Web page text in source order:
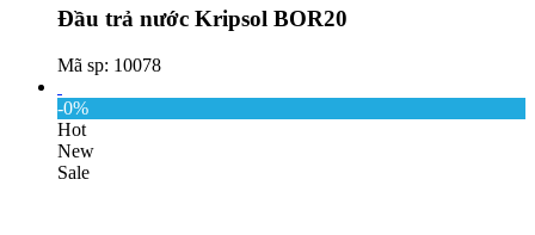
Đầu trả nước Kripsol BOR20
Mã sp: 10078
-0%
Hot
New
Sale